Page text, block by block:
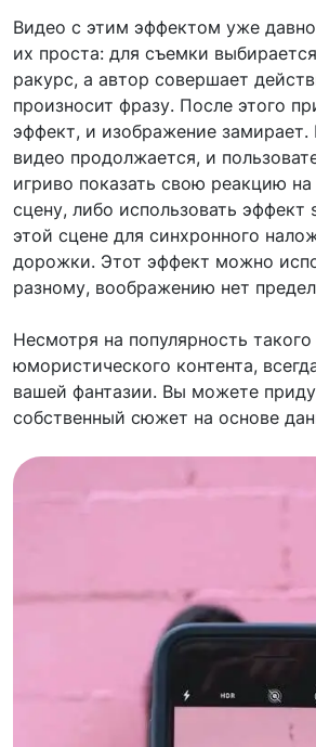
Видео с этим эффектом уже
их проста: для съемки
ракурс, а автор совершает
произносит фразу. После этого
эффект, и изображение замирает.
видео продолжается, и
игриво показать свою реакцию
сцену, либо использовать
этой сцене для синхронного
дорожки. Этот эффект можно
разному, воображению нет
Несмотря на популярность такого
юмористического контента,
вашей фантазии. Вы можете
собственный сюжет на основе